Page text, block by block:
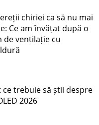
chiriei ca să nu mai
Ce am învățat după o
de ventilație cu
ce trebuie să știi despre
2026